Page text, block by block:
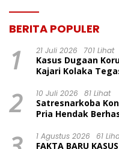
BERITA POPULER
1 21 Juli 2026 701 Lihat
Kasus Dugaan
Kajari Kolaka
2 10 Juli 2026 81 Lihat
Satresnarkoba
Pria Hendak
1 Agustus 2026 61
FAKTA BARU